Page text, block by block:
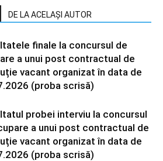
DE LA ACELAȘI AUTOR
finale la concursul de
a unui post contractual de
vacant organizat în data de
(proba scrisă)
probei interviu la concursul
a unui post contractual de
vacant organizat în data de
(proba scrisă)